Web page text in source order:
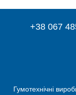
+38 067
Гумотехнічні